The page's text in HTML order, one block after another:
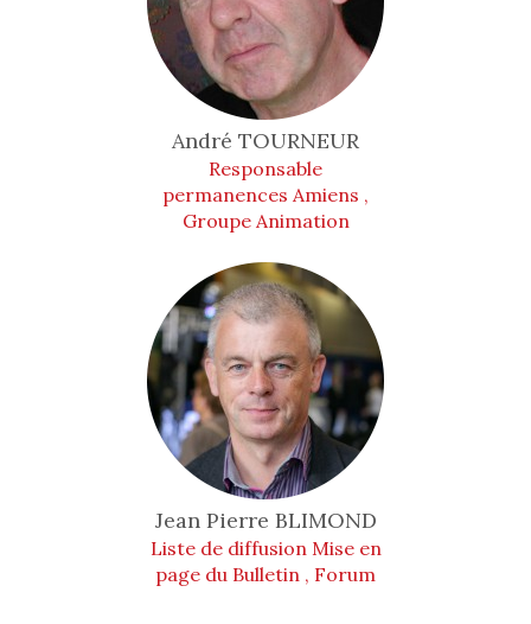
André TOURNEUR
Responsable
permanences Amiens ,
Groupe Animation
Jean Pierre BLIMOND
Liste de diffusion Mise en
page du Bulletin , Forum